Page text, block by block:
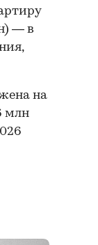
— в
на
млн